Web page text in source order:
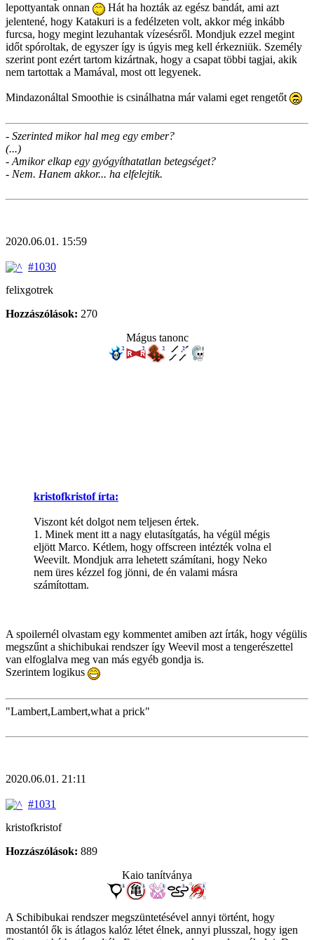
lepottyantak onnan
Hát ha hozták az egész bandát, ami azt
jelentené, hogy Katakuri is a fedélzeten volt, akkor még inkább
furcsa, hogy megint lezuhantak vízesésről. Mondjuk ezzel megint
időt spóroltak, de egyszer így is úgyis meg kell érkezniük. Személy
szerint pont ezért tartom kizártnak, hogy a csapat többi tagjai, akik
nem tartottak a Mamával, most ott legyenek.
Mindazonáltal Smoothie is csinálhatna már valami eget rengetőt
- Szerinted mikor hal meg egy ember?
(...)
- Amikor elkap egy gyógyíthatatlan betegséget?
- Nem. Hanem akkor... ha elfelejtik.
2020.06.01. 15:59
#1030
felixgotrek
Hozzászólások: 270
Mágus tanonc
kristofkristof írta:
Viszont két dolgot nem teljesen értek.
1. Minek ment itt a nagy elutasítgatás, ha végül mégis
eljött Marco. Kétlem, hogy offscreen intézték volna el
Weevilt. Mondjuk arra lehetett számítani, hogy Neko
nem üres kézzel fog jönni, de én valami másra
számítottam.
A spoilernél olvastam egy kommentet amiben azt írták, hogy végülis
megszűnt a shichibukai rendszer így Weevil most a tengerészettel
van elfoglalva meg van más egyéb gondja is.
Szerintem logikus
"Lambert,Lambert,what a prick"
2020.06.01. 21:11
#1031
kristofkristof
Hozzászólások: 889
Kaio tanítványa
A Schibibukai rendszer megszüntetésével annyi történt, hogy
mostantól ők is átlagos kalóz létet élnek, annyi plusszal, hogy igen